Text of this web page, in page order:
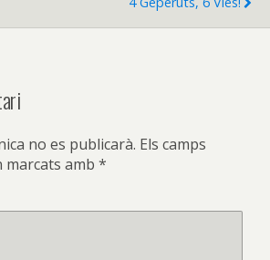
no es publicarà. Els camps
marcats amb *